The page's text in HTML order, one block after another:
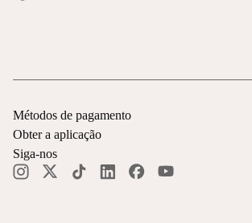
Métodos de pagamento
Obter a aplicação
Siga-nos